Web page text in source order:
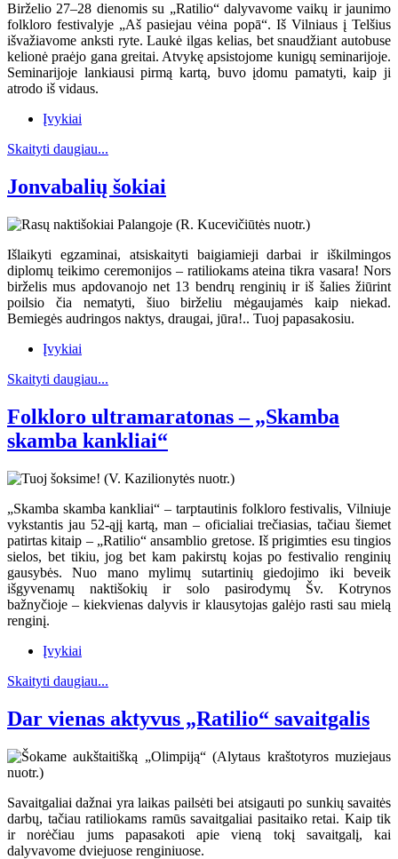
Birželio 27–28 dienomis su „Ratilio“ dalyvavome vaikų ir jaunimo
folkloro festivalyje „Aš pasiejau vėina popā“. Iš Vilniaus į Telšius
išvažiavome anksti ryte. Laukė ilgas kelias, bet snaudžiant autobuse
kelionė praėjo gana greitai. Atvykę apsistojome kunigų seminarijoje.
Seminarijoje lankiausi pirmą kartą, buvo įdomu pamatyti, kaip ji
atrodo iš vidaus.
Įvykiai
Skaityti daugiau...
Jonvabalių šokiai
Išlaikyti egzaminai, atsiskaityti baigiamieji darbai ir iškilmingos
diplomų teikimo ceremonijos – ratiliokams ateina tikra vasara! Nors
birželis mus apdovanojo net 13 bendrų renginių ir iš šalies žiūrint
poilsio čia nematyti, šiuo birželiu mėgaujamės kaip niekad.
Bemiegės audringos naktys, draugai, jūra!.. Tuoj papasakosiu.
Įvykiai
Skaityti daugiau...
Folkloro ultramaratonas – „Skamba
skamba kankliai“
„Skamba skamba kankliai“ – tarptautinis folkloro festivalis, Vilniuje
vykstantis jau 52-ąjį kartą, man – oficialiai trečiasias, tačiau šiemet
patirtas kitaip – „Ratilio“ ansamblio gretose. Iš prigimties esu tingios
sielos, bet tikiu, jog bet kam pakirstų kojas po festivalio renginių
gausybės. Nuo mano mylimų sutartinių giedojimo iki beveik
išgyvenamų naktišokių ir solo pasirodymų Šv. Kotrynos
bažnyčioje – kiekvienas dalyvis ir klausytojas galėjo rasti sau mielą
renginį.
Įvykiai
Skaityti daugiau...
Dar vienas aktyvus „Ratilio“ savaitgalis
Savaitgaliai dažnai yra laikas pailsėti bei atsigauti po sunkių savaitės
darbų, tačiau ratiliokams ramūs savaitgaliai pasitaiko retai. Kaip tik
ir norėčiau jums papasakoti apie vieną tokį savaitgalį, kai
dalyvavome dviejuose renginiuose.